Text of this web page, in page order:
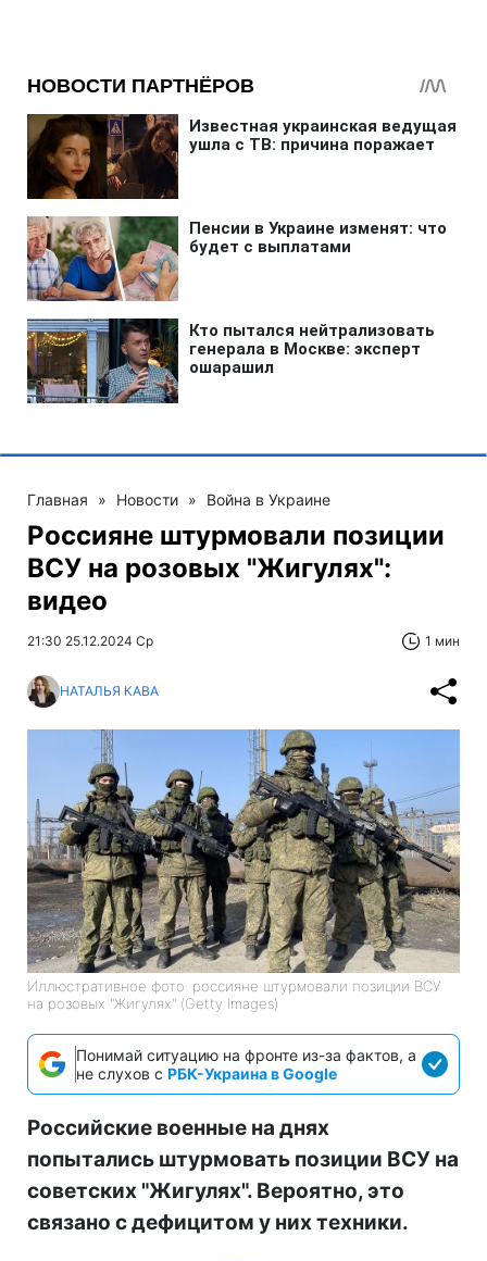
Главная » Новости » Война в Украине
Россияне штурмовали позиции
ВСУ на розовых "Жигулях":
видео
21:30 25.12.2024 Ср 1 мин
НАТАЛЬЯ КАВА
Иллюстративное фото: россияне штурмовали позиции ВСУ
на розовых "Жигулях" (Getty Images)
Понимай ситуацию на фронте из-за фактов, а
не слухов с РБК-Украина в Google
Российские военные на днях
попытались штурмовать позиции ВСУ на
советских "Жигулях". Вероятно, это
связано с дефицитом у них техники.